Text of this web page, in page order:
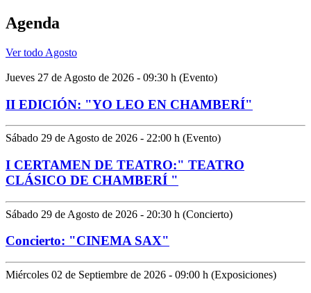
Agenda
Ver todo Agosto
Jueves 27 de Agosto de 2026 - 09:30 h (Evento)
II EDICIÓN: "YO LEO EN CHAMBERÍ"
Sábado 29 de Agosto de 2026 - 22:00 h (Evento)
I CERTAMEN DE TEATRO:" TEATRO
CLÁSICO DE CHAMBERÍ "
Sábado 29 de Agosto de 2026 - 20:30 h (Concierto)
Concierto: "CINEMA SAX"
Miércoles 02 de Septiembre de 2026 - 09:00 h (Exposiciones)